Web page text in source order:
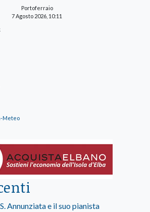
Portoferraio
7 Agosto 2026, 10:11
Meteo
Annunziata e il suo pianista